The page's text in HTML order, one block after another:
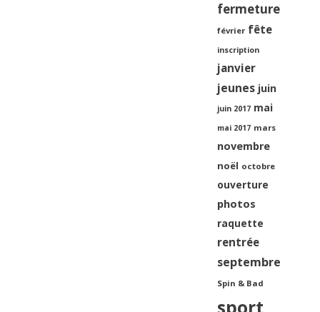
fermeture
février fête
inscription
janvier
jeunes juin
juin 2017 mai
mai 2017 mars
novembre
noël octobre
ouverture
photos
raquette
rentrée
septembre
Spin & Bad